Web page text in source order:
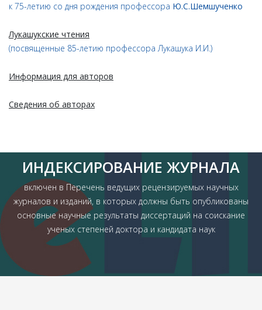
к 75-летию со дня рождения профессора Ю.С.Шемшученко
Лукашукские чтения
(посвященные 85-летию профессора Лукашука И.И.)
Информация для авторов
Сведения об авторах
ИНДЕКСИРОВАНИЕ ЖУРНАЛА
включен в Перечень ведущих рецензируемых научных
журналов и изданий, в которых должны быть опубликованы
основные научные результаты диссертаций на соискание
ученых степеней доктора и кандидата наук